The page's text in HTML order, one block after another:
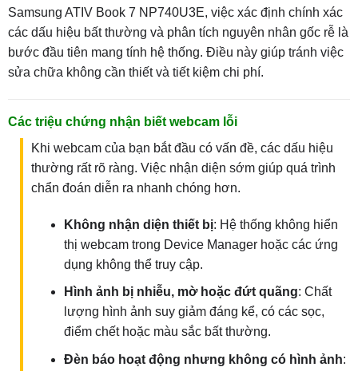
Samsung ATIV Book 7 NP740U3E, việc xác định chính xác
các dấu hiệu bất thường và phân tích nguyên nhân gốc rễ là
bước đầu tiên mang tính hệ thống. Điều này giúp tránh việc
sửa chữa không cần thiết và tiết kiệm chi phí.
Các triệu chứng nhận biết webcam lỗi
Khi webcam của bạn bắt đầu có vấn đề, các dấu hiệu
thường rất rõ ràng. Việc nhận diện sớm giúp quá trình
chẩn đoán diễn ra nhanh chóng hơn.
Không nhận diện thiết bị: Hệ thống không hiển
thị webcam trong Device Manager hoặc các ứng
dụng không thể truy cập.
Hình ảnh bị nhiễu, mờ hoặc đứt quãng: Chất
lượng hình ảnh suy giảm đáng kể, có các sọc,
điểm chết hoặc màu sắc bất thường.
Đèn báo hoạt động nhưng không có hình ảnh: